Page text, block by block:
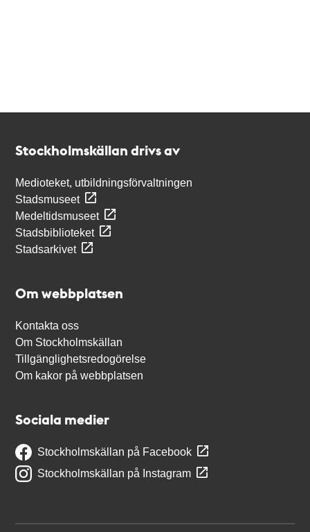
Stockholmskällan drivs av
Medioteket, utbildningsförvaltningen
Stadsmuseet
Medeltidsmuseet
Stadsbiblioteket
Stadsarkivet
Om webbplatsen
Kontakta oss
Om Stockholmskällan
Tillgänglighetsredogörelse
Om kakor på webbplatsen
Sociala medier
Stockholmskällan på Facebook
Stockholmskällan på Instagram